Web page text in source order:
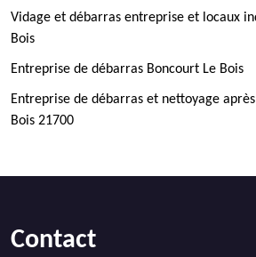
Vidage et débarras entreprise et locaux
Bois
Entreprise de débarras Boncourt Le Bois
Entreprise de débarras et nettoyage
Bois 21700
Contact